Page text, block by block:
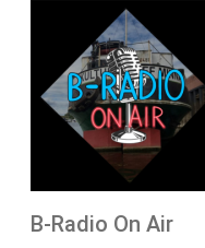
B-Radio On Air